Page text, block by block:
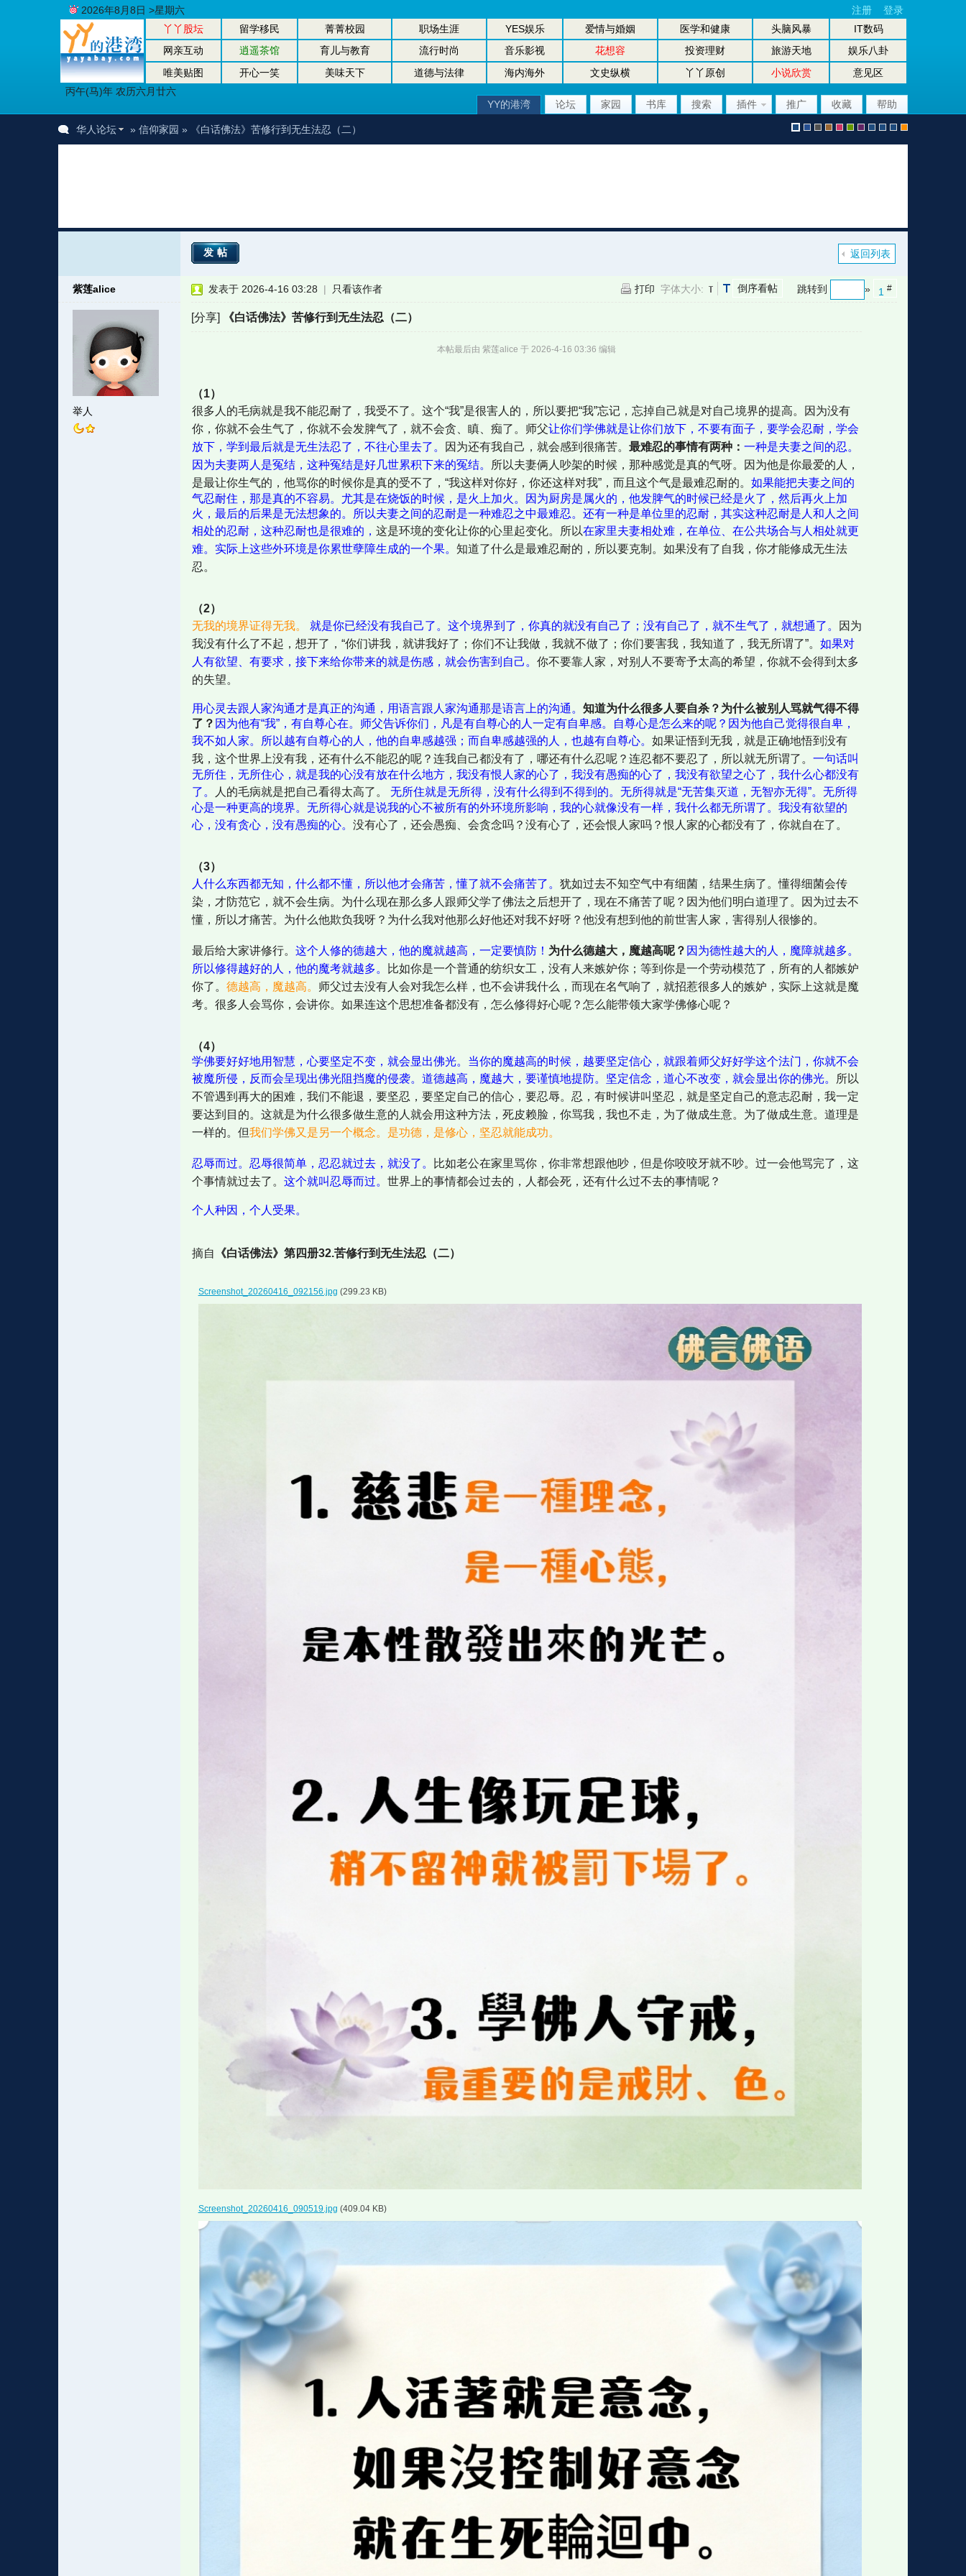
丫丫股坛 留学移民 菁菁校园 职场生涯 YES娱乐 爱情与婚姻 医学和健康 头脑风暴
IT数码
网亲互动
逍遥茶馆 育儿与教育 流行时尚 音乐影视 花想容 投资理财 旅游天地
娱乐八卦
唯美贴图
开心一笑 美味天下 道德与法律 海内海外 文史纵横 丫丫原创 小说欣赏
意见区
丙午(马)年 农历六月廿六
2026年8月8日 >星期六 注册 登录
YY的港湾 论坛 家园 书库 搜索 插件 推广 收藏 帮助
认l r r
n
i r
n
u 坛大坛机
华人论坛 » 信仰家园 » 《白话佛法》苦修行到无生法忍（二）
返回列表
发帖
紫莲alice
举人
1 #
跳转到 »
倒序看帖
打印 字体大小:
发表于 2026-4-16 03:28 | 只看该作者
[分享]《白话佛法》苦修行到无生法忍（二）
本帖最后由 紫莲alice 于 2026-4-16 03:36 编辑
（1）
很多人的毛病就是我不能忍耐了，我受不了。这个“我”是很害人的，所以要把“我”忘记，忘掉自己就是对自己境界的提高。因为没有
你，你就不会生气了，你就不会发脾气了，就不会贪、瞋、痴了。师父让你们学佛就是让你们放下，不要有面子，要学会忍耐，学会
放下，学到最后就是无生法忍了，不往心里去了。
因为还有我自己，就会感到很痛苦。 最难忍的事情有两种： 一种是夫妻之间的忍。
因为夫妻两人是冤结，这种冤结是好几世累积下来的冤结。
所以夫妻俩人吵架的时候，那种感觉是真的气呀。因为他是你最爱的人，
是最让你生气的，他骂你的时候你是真的受不了，“我这样对你好，你还这样对我”，而且这个气是最难忍耐的。 如果能把夫妻之间的
气忍耐住，那是真的不容易。尤其是在烧饭的时候，是火上加火。因为厨房是属火的，他发脾气的时候已经是火了，然后再火上加
火，最后的后果是无法想象的。所以夫妻之间的忍耐是一种难忍之中最难忍。还有一种是单位里的忍耐，其实这种忍耐是人和人之间
相处的忍耐，这种忍耐也是很难的， 这是环境的变化让你的心里起变化。所以在家里夫妻相处难，在单位、在公共场合与人相处就更
难。实际上这些外环境是你累世孽障生成的一个果。 知道了什么是最难忍耐的，所以要克制。如果没有了自我，你才能修成无生法
忍。
（2）
无我的境界证得无我。 就是你已经没有我自己了。这个境界到了，你真的就没有自己了；没有自己了，就不生气了，就想通了。
因为
我没有什么了不起，想开了，“你们讲我，就讲我好了；你们不让我做，我就不做了；你们要害我，我知道了，我无所谓了”。 如果对
人有欲望、有要求，接下来给你带来的就是伤感，就会伤害到自己。 你不要靠人家，对别人不要寄予太高的希望，你就不会得到太多
的失望。
用心灵去跟人家沟通才是真正的沟通，用语言跟人家沟通那是语言上的沟通。 知道为什么很多人要自杀？为什么被别人骂就气得不得
了？ 因为他有“我”，有自尊心在。 师父告诉你们，凡是有自尊心的人一定有自卑感。自尊心是怎么来的呢？因为他自己觉得很自卑，
我不如人家。所以越有自尊心的人，他的自卑感越强；而自卑感越强的人，也越有自尊心。 如果证悟到无我，就是正确地悟到没有
我，这个世界上没有我，还有什么不能忍的呢？连我自己都没有了，哪还有什么忍呢？连忍都不要忍了，所以就无所谓了。 一句话叫
无所住，无所住心，就是我的心没有放在什么地方，我没有恨人家的心了，我没有愚痴的心了，我没有欲望之心了，我什么心都没有
了。
人的毛病就是把自己看得太高了。
无所住就是无所得，没有什么得到不得到的。无所得就是“无苦集灭道，无智亦无得”。无所得
心是一种更高的境界。无所得心就是说我的心不被所有的外环境所影响，我的心就像没有一样，我什么都无所谓了。我没有欲望的
心，没有贪心，没有愚痴的心。 没有心了，还会愚痴、会贪念吗？没有心了，还会恨人家吗？恨人家的心都没有了，你就自在了。
（3）
人什么东西都无知，什么都不懂，所以他才会痛苦，懂了就不会痛苦了。 犹如过去不知空气中有细菌，结果生病了。懂得细菌会传
染，才防范它，就不会生病。为什么现在那么多人跟师父学了佛法之后想开了，现在不痛苦了呢？因为他们明白道理了。因为过去不
懂，所以才痛苦。为什么他欺负我呀？为什么我对他那么好他还对我不好呀？他没有想到他的前世害人家，害得别人很惨的。
最后给大家讲修行。 这个人修的德越大，他的魔就越高，一定要慎防！ 为什么德越大，魔越高呢？ 因为德性越大的人，魔障就越多。
所以修得越好的人，他的魔考就越多。
比如你是一个普通的纺织女工，没有人来嫉妒你；等到你是一个劳动模范了，所有的人都嫉妒
你了。 德越高，魔越高。 师父过去没有人会对我怎么样，也不会讲我什么，而现在名气响了，就招惹很多人的嫉妒，实际上这就是魔
考。很多人会骂你，会讲你。如果连这个思想准备都没有，怎么修得好心呢？怎么能带领大家学佛修心呢？
（4）
学佛要好好地用智慧，心要坚定不变，就会显出佛光。当你的魔越高的时候，越要坚定信心，就跟着师父好好学这个法门，你就不会
被魔所侵，反而会呈现出佛光阻挡魔的侵袭。道德越高，魔越大，要谨慎地提防。坚定信念，道心不改变，就会显出你的佛光。
所以
不管遇到再大的困难，我们不能退，要坚忍，要坚定自己的信心，要忍辱。忍，有时候讲叫坚忍，就是坚定自己的意志忍耐，我一定
要达到目的。这就是为什么很多做生意的人就会用这种方法，死皮赖脸，你骂我，我也不走，为了做成生意。为了做成生意。道理是
一样的。但我们学佛又是另一个概念。是功德，是修心，坚忍就能成功。
忍辱而过。忍辱很简单，忍忍就过去，就没了。
比如老公在家里骂你，你非常想跟他吵，但是你咬咬牙就不吵。过一会他骂完了，这
个事情就过去了。 这个就叫忍辱而过。 世界上的事情都会过去的，人都会死，还有什么过不去的事情呢？
个人种因，个人受果。
摘自 《白话佛法》第四册32.苦修行到无生法忍（二）
Screenshot_20260416_092156.jpg (299.23 KB)
Screenshot_20260416_090519.jpg (409.04 KB)